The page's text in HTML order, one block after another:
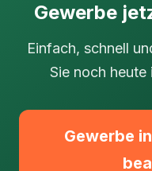
Gewerbe
Einfach, schnell
Sie noch heute
Gewerbe